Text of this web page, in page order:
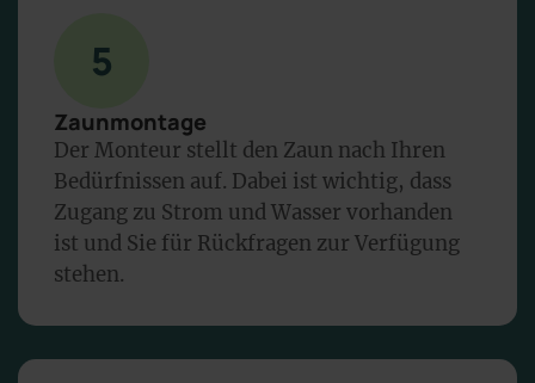
5
Zaunmontage
Der Monteur stellt den Zaun nach Ihren
Bedürfnissen auf. Dabei ist wichtig, dass
Zugang zu Strom und Wasser vorhanden
ist und Sie für Rückfragen zur Verfügung
stehen.